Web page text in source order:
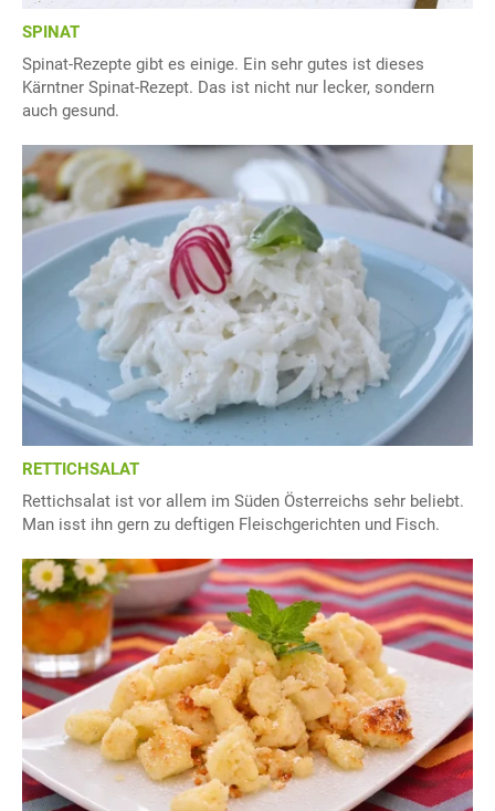
SPINAT
Spinat-Rezepte gibt es einige. Ein sehr gutes ist dieses
Kärntner Spinat-Rezept. Das ist nicht nur lecker, sondern
auch gesund.
RETTICHSALAT
Rettichsalat ist vor allem im Süden Österreichs sehr beliebt.
Man isst ihn gern zu deftigen Fleischgerichten und Fisch.